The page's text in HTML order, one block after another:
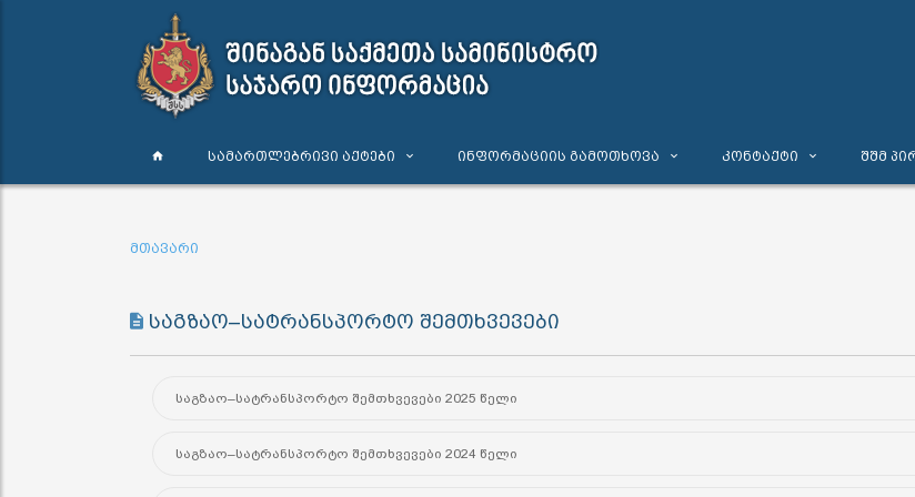
სამართლებრივი აქტები ინფორმაციის გამოთხოვა კონტაქტი შშმ
მთავარი
საგზაო–სატრანსპორტო შემთხვევები
საგზაო–სატრანსპორტო შემთხვევები 2025 წელი
საგზაო–სატრანსპორტო შემთხვევები 2024 წელი